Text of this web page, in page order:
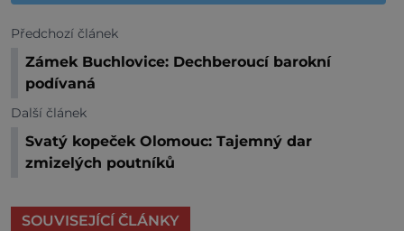
Předchozí článek
Zámek Buchlovice: Dechberoucí barokní
podívaná
Další článek
Svatý kopeček Olomouc: Tajemný dar
zmizelých poutníků
SOUVISEJÍCÍ ČLÁNKY